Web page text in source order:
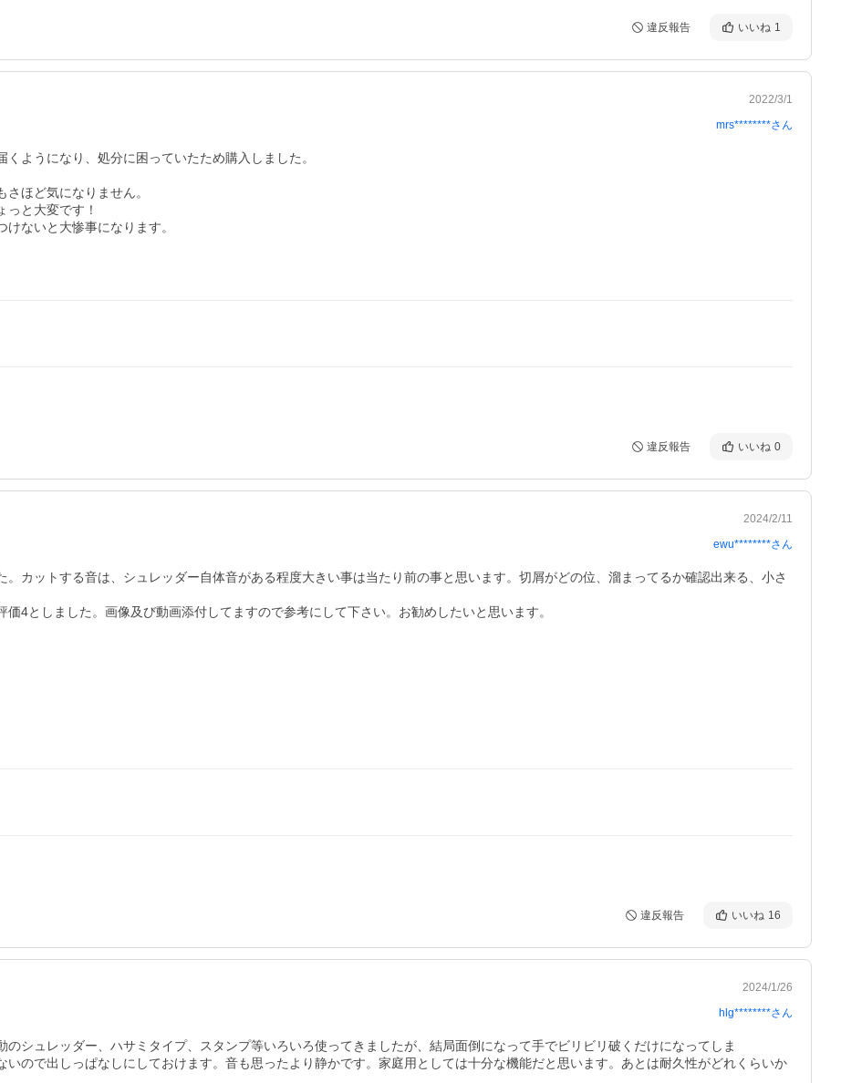
違反報告 いいね 1
2022/3/1
mrs********さん
ようになり、処分に困っていたため購入しました。
ほど気になりません。
と大変です！
ないと大惨事になります。
違反報告 いいね 0
2024/2/11
ewu********さん
カットする音は、シュレッダー自体音がある程度大きい事は当たり前の事と思います。切屑がどの位、溜まってるか確認出来る、小さ
4としました。画像及び動画添付してますので参考にして下さい。お勧めしたいと思います。
違反報告 いいね 16
2024/1/26
hlg********さん
シュレッダー、ハサミタイプ、スタンプ等いろいろ使ってきましたが、結局面倒になって手でビリビリ破くだけになってしま
ので出しっぱなしにしておけます。音も思ったより静かです。家庭用としては十分な機能だと思います。あとは耐久性がどれくらいか